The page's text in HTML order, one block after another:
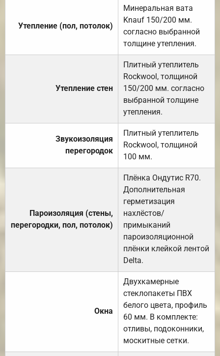
Утепление (пол, потолок)
Минеральная вата
Knauf 150/200 мм.
согласно выбранной
толщине утепления.
Утепление стен
Плитный утеплитель
Rockwool, толщиной
150/200 мм. согласно
выбранной толщине
утепления.
Звукоизоляция
перегородок
Плитный утеплитель
Rockwool, толщиной
100 мм.
Пароизоляция (стены,
перегородки, пол, потолок)
Плёнка Ондутис R70.
Дополнительная
герметизация
нахлёстов/
примыканий
пароизоляционной
плёнки клейкой лентой
Delta.
Окна
Двухкамерные
стеклопакеты ПВХ
белого цвета, профиль
60 мм. В комплекте:
отливы, подоконники,
москитные сетки.